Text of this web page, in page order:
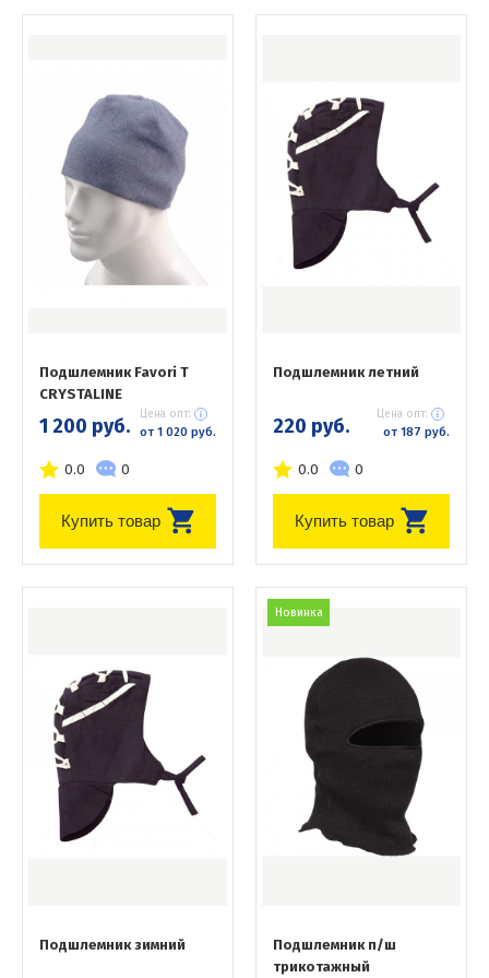
Подшлемник Favori T
CRYSTALINE
1 200 руб. Цена опт:
от 1 020 руб.
0.0 0
Купить товар
Подшлемник летний
220 руб. Цена опт:
от 187 руб.
0.0 0
Купить товар
Подшлемник зимний
Новинка
Подшлемник п/ш
трикотажный